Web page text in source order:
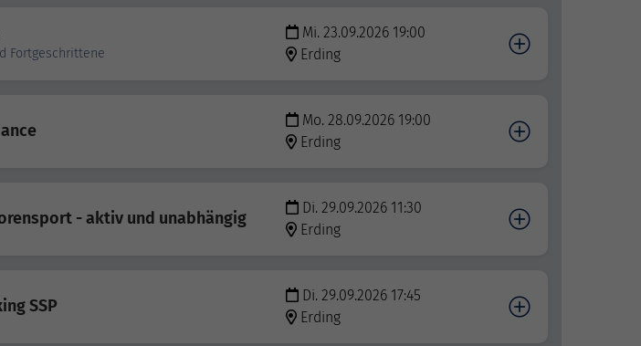
Fortgeschrittene
Mi. 23.09.2026 19:00
Erding
Mo. 28.09.2026 19:00
Erding
- aktiv und unabhängig
Di. 29.09.2026 11:30
Erding
SSP
Di. 29.09.2026 17:45
Erding